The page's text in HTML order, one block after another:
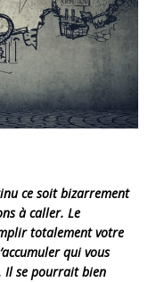
ce soit bizarrement
à caller. Le
totalement votre
qui vous
Il se pourrait bien